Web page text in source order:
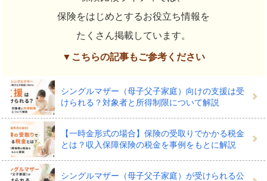
保険をはじめとするお役立ち情報を
たくさん掲載しています。
▼こちらの記事もご参考ください
シングルマザー（母子父子家庭）向けの支援は受
けられる？対象者と所得制限について解説
【一時金形式の場合】保険の受取りでかかる税金
とは？収入保障保険の税金を事例をもとに解説
シングルマザー（母子父子家庭）が受けられる公